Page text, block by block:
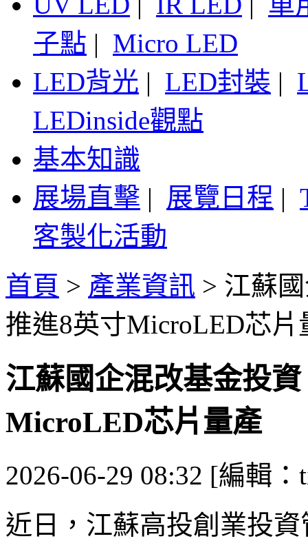
子點 | Micro LED
LED背光 | LED封裝 |
LEDinside觀點
基本知識
展場直擊 | 展覽日程 |
客製化活動
首頁 > 產業資訊 > 江蘇
推進8英寸MicroLED芯片
江蘇國企混改基金投
MicroLED芯片量產
2026-06-29 08:32 [編輯：
近日，江蘇高投創業投